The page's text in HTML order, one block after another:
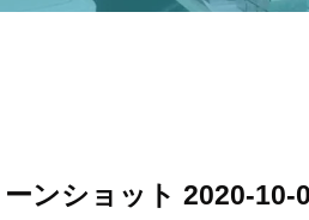
ンショット 2020-10-